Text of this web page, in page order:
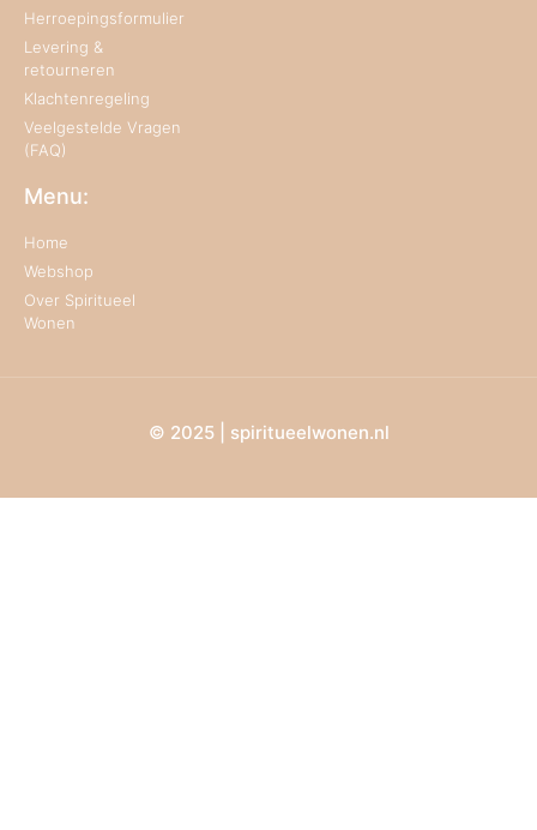
Herroepingsformulier
Levering &
retourneren
Klachtenregeling
Veelgestelde Vragen
(FAQ)
Menu:
Home
Webshop
Over Spiritueel
Wonen
© 2025 | spiritueelwonen.nl